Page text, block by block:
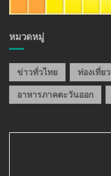
หมวดหมู่
ข่าวทั่วไทย ท่องเที่ยว
อาหารภาคตะวันออก